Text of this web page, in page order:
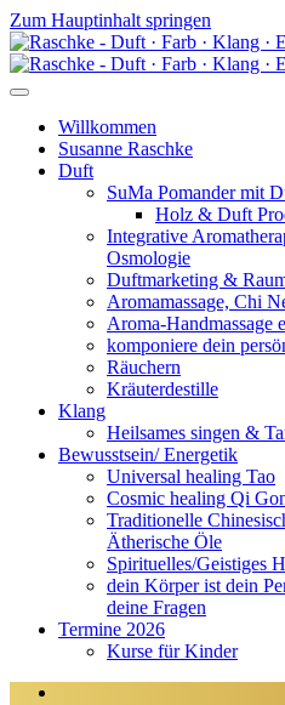
Zum Hauptinhalt springen
Willkommen
Susanne Raschke
Duft
SuMa Pomander mit
Holz & Duft
Integrative
Osmologie
Duftmarketing &
Aromamassage, Chi
Aroma-Handmassage
komponiere dein
Räuchern
Kräuterdestille
Klang
Heilsames singen &
Bewusstsein/ Energetik
Universal healing Tao
Cosmic healing Qi
Traditionelle
Ätherische Öle
Spirituelles/Geistiges
dein Körper ist dein
deine Fragen
Termine 2026
Kurse für Kinder